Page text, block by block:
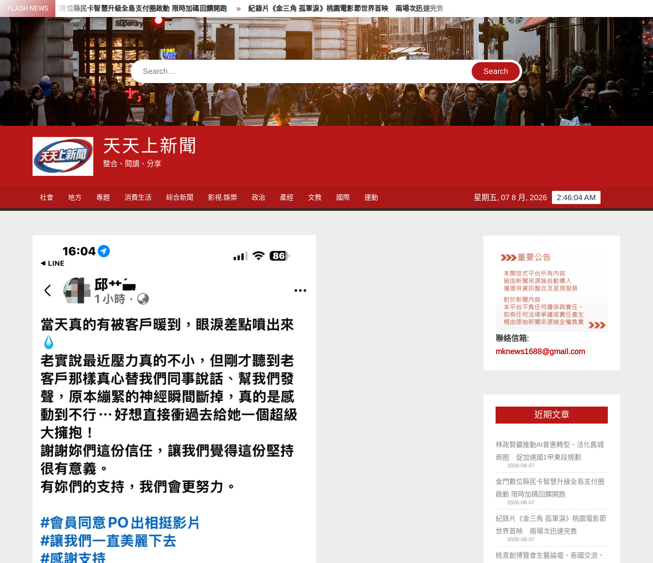
Skip
to
content
FLASH NEWS
金門數位縣民卡智慧升級全島支付圈啟動 限時加碼回饋開跑 紀錄片《金三角 孤軍淚》桃園電影節世界首映 兩場次迅速完售 桃青創博覽會生醫論壇、泰國交流、日本媒合及國際競賽 接力登場
Search
天天上新聞
整合、閱讀、分享
社會 地方 專題 消費生活 綜合新聞 影視.娛樂 政治 產經 文教 國際 運動 2:46:05 AM
星期五, 07 8 月, 2026
聯絡信箱:
mknews1688@gmail.com
近期文章
林政賢籲推動AI普惠轉型、活化舊城
商圈 促加速國1甲東段規劃
2026-08-07
金門數位縣民卡智慧升級全島支付圈
啟動 限時加碼回饋開跑
2026-08-07
紀錄片《金三角 孤軍淚》桃園電影節
世界首映 兩場次迅速完售
2026-08-07
桃青創博覽會生醫論壇、泰國交流、